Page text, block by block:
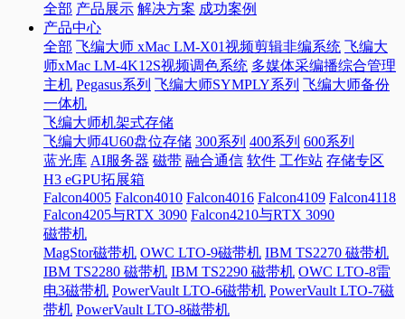
全部 产品展示 解决方案 成功案例
产品中心
全部 飞编大师 xMac LM-X01视频剪辑非编系统 飞编大
师xMac LM-4K12S视频调色系统 多媒体采编播综合管理
主机 Pegasus系列 飞编大师SYMPLY系列 飞编大师备份
一体机
飞编大师机架式存储
飞编大师4U60盘位存储 300系列 400系列 600系列
蓝光库 AI服务器 磁带 融合通信 软件 工作站 存储专区
H3 eGPU拓展箱
Falcon4005 Falcon4010 Falcon4016 Falcon4109 Falcon4118
Falcon4205与RTX 3090 Falcon4210与RTX 3090
磁带机
MagStor磁带机 OWC LTO-9磁带机 IBM TS2270 磁带机
IBM TS2280 磁带机 IBM TS2290 磁带机 OWC LTO-8雷
电3磁带机 PowerVault LTO-6磁带机 PowerVault LTO-7磁
带机 PowerVault LTO-8磁带机